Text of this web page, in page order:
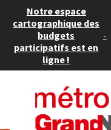
Notre espace
cartographique des
budgets
participatifs est en
ligne !
-